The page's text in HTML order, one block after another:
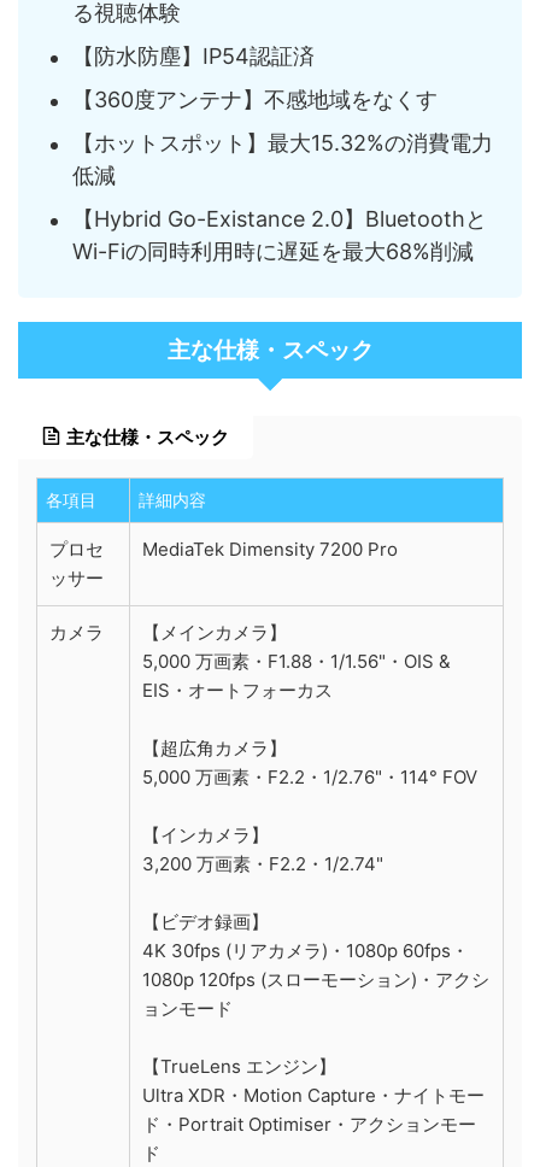
る視聴体験
【防水防塵】IP54認証済
【360度アンテナ】不感地域をなくす
【ホットスポット】最大15.32%の消費電力
低減
【Hybrid Go-Existance 2.0】Bluetoothと
Wi-Fiの同時利用時に遅延を最大68%削減
主な仕様・スペック
主な仕様・スペック
各項目 詳細内容
プロセ
ッサー
MediaTek Dimensity 7200 Pro
カメラ
【メインカメラ】
5,000 万画素・F1.88・1/1.56"・OIS &
EIS・オートフォーカス
【超広角カメラ】
5,000 万画素・F2.2・1/2.76"・114° FOV
【インカメラ】
3,200 万画素・F2.2・1/2.74"
【ビデオ録画】
4K 30fps (リアカメラ)・1080p 60fps・
1080p 120fps (スローモーション)・アクシ
ョンモード
【TrueLens エンジン】
Ultra XDR・Motion Capture・ナイトモー
ド・Portrait Optimiser・アクションモー
ド